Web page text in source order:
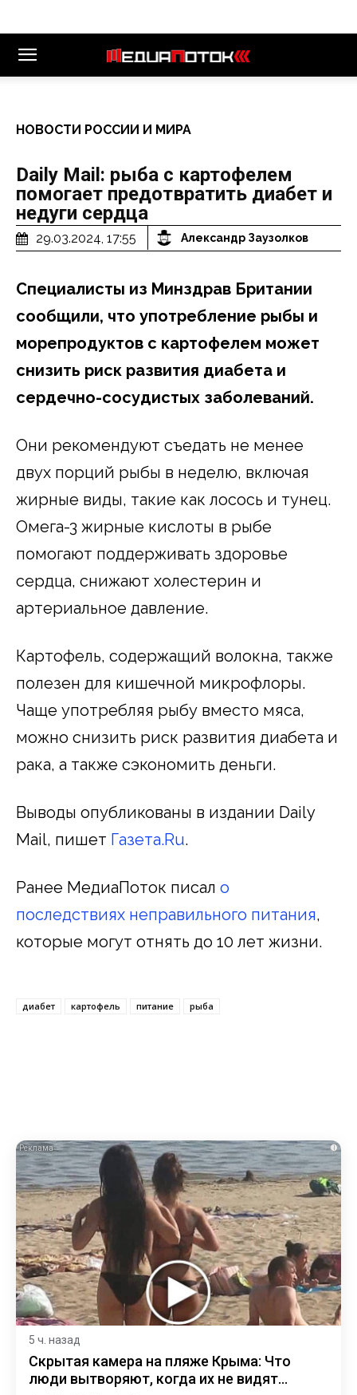
НОВОСТИ РОССИИ И МИРА
Daily Mail: рыба с картофелем
помогает предотвратить диабет и
недуги сердца
29.03.2024, 17:55 Александр Заузолков
Специалисты из Минздрав Британии
сообщили, что употребление рыбы и
морепродуктов с картофелем может
снизить риск развития диабета и
сердечно-сосудистых заболеваний.
Они рекомендуют съедать не менее
двух порций рыбы в неделю, включая
жирные виды, такие как лосось и тунец.
Омега-3 жирные кислоты в рыбе
помогают поддерживать здоровье
сердца, снижают холестерин и
артериальное давление.
Картофель, содержащий волокна, также
полезен для кишечной микрофлоры.
Чаще употребляя рыбу вместо мяса,
можно снизить риск развития диабета и
рака, а также сэкономить деньги.
Выводы опубликованы в издании Daily
Mail, пишет Газета.Ru.
Ранее МедиаПоток писал о
последствиях неправильного питания,
которые могут отнять до 10 лет жизни.
диабет картофель питание рыба
i
5 ч. назад
Скрытая камера на пляже Крыма: Что
люди вытворяют, когда их не видят...